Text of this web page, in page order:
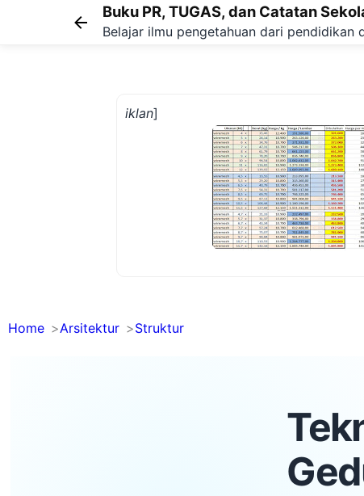
Buku PR, TUGAS, dan Catatan
Belajar ilmu pengetahuan dari pendidikan
iklan]
Home Arsitektur Struktur